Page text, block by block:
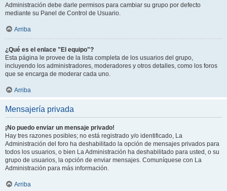
Administración debe darle permisos para cambiar su grupo por defecto
mediante su Panel de Control de Usuario.
Arriba
¿Qué es el enlace "El equipo"?
Esta página le provee de la lista completa de los usuarios del grupo,
incluyendo los administradores, moderadores y otros detalles, como los foros
que se encarga de moderar cada uno.
Arriba
Mensajería privada
¡No puedo enviar un mensaje privado!
Hay tres razones posibles; no está registrado y/o identificado, La
Administración del foro ha deshabilitado la opción de mensajes privados para
todos los usuarios, o bien La Administración ha deshabilitado para usted, o su
grupo de usuarios, la opción de enviar mensajes. Comuníquese con La
Administración para más información.
Arriba